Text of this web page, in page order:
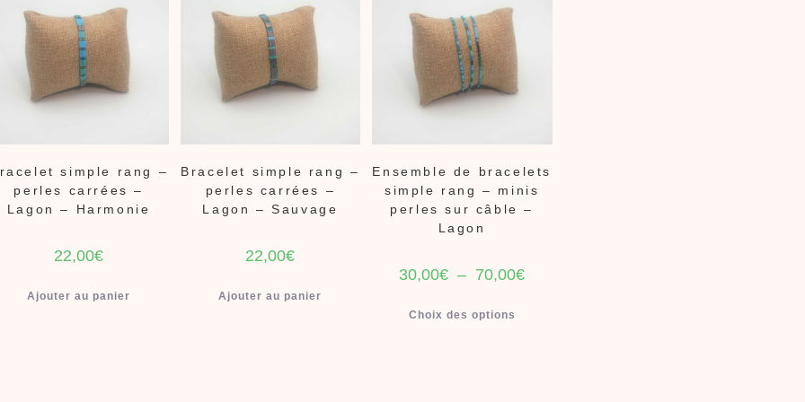
simple rang –
perles carrées –
Lagon – Harmonie
22,00€
Ajouter au panier
Bracelet simple rang –
perles carrées –
Lagon – Sauvage
22,00€
Ajouter au panier
Ensemble de bracelets
simple rang – minis
perles sur câble –
Lagon
30,00€ – 70,00€
Choix des options